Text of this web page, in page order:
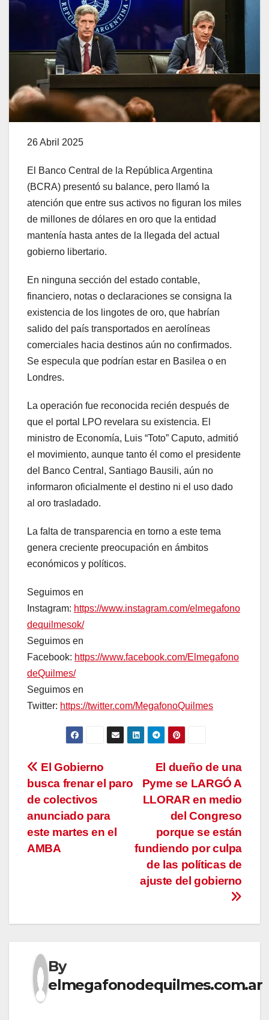
26 Abril 2025
El Banco Central de la República Argentina
(BCRA) presentó su balance, pero llamó la
atención que entre sus activos no figuran los miles
de millones de dólares en oro que la entidad
mantenía hasta antes de la llegada del actual
gobierno libertario.
En ninguna sección del estado contable,
financiero, notas o declaraciones se consigna la
existencia de los lingotes de oro, que habrían
salido del país transportados en aerolíneas
comerciales hacia destinos aún no confirmados.
Se especula que podrían estar en Basilea o en
Londres.
La operación fue reconocida recién después de
que el portal LPO revelara su existencia. El
ministro de Economía, Luis “Toto” Caputo, admitió
el movimiento, aunque tanto él como el presidente
del Banco Central, Santiago Bausili, aún no
informaron oficialmente el destino ni el uso dado
al oro trasladado.
La falta de transparencia en torno a este tema
genera creciente preocupación en ámbitos
económicos y políticos.
Seguimos en
Instagram: https://www.instagram.com/elmegafono
dequilmesok/
Seguimos en
Facebook: https://www.facebook.com/Elmegafono
deQuilmes/
Seguimos en
Twitter: https://twitter.com/MegafonoQuilmes
Navegación
de
entradas
El dueño de una
Pyme se LARGÓ A
LLORAR en medio
del Congreso
porque se están
fundiendo por culpa
de las políticas de
ajuste del gobierno
El Gobierno
busca frenar el paro
de colectivos
anunciado para
este martes en el
AMBA
By
elmegafonodequilmes.com.ar